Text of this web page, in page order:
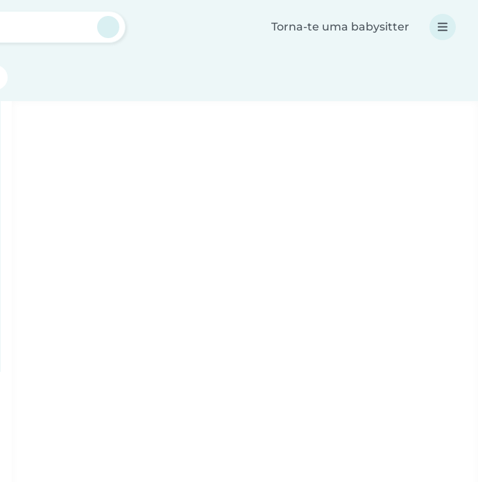
Torna-te uma babysitter